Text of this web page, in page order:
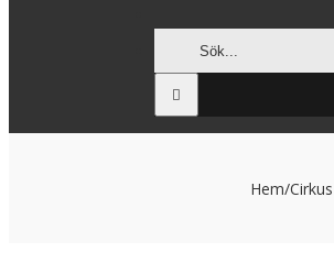
efter:
Hem/Cirkus